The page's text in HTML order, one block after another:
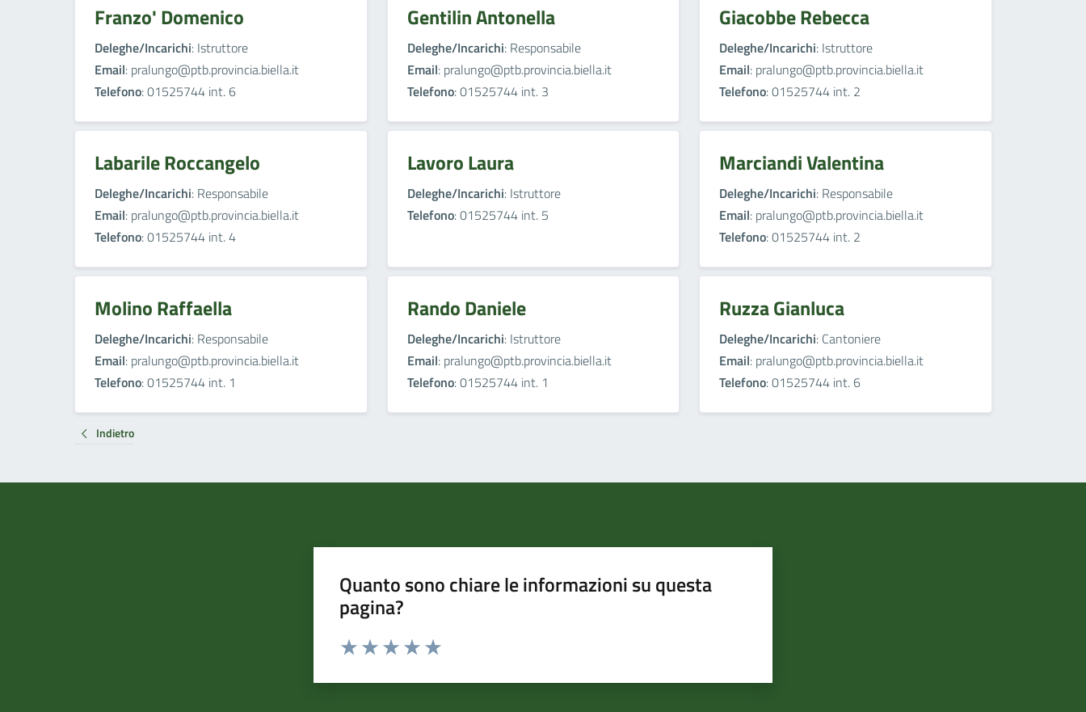
Franzo' Domenico
Deleghe/Incarichi: Istruttore
Email: pralungo@ptb.provincia.biella.it
Telefono: 01525744 int. 6
Gentilin Antonella
Deleghe/Incarichi: Responsabile
Email: pralungo@ptb.provincia.biella.it
Telefono: 01525744 int. 3
Giacobbe Rebecca
Deleghe/Incarichi: Istruttore
Email: pralungo@ptb.provincia.biella.it
Telefono: 01525744 int. 2
Labarile Roccangelo
Deleghe/Incarichi: Responsabile
Email: pralungo@ptb.provincia.biella.it
Telefono: 01525744 int. 4
Lavoro Laura
Deleghe/Incarichi: Istruttore
Telefono: 01525744 int. 5
Marciandi Valentina
Deleghe/Incarichi: Responsabile
Email: pralungo@ptb.provincia.biella.it
Telefono: 01525744 int. 2
Molino Raffaella
Deleghe/Incarichi: Responsabile
Email: pralungo@ptb.provincia.biella.it
Telefono: 01525744 int. 1
Rando Daniele
Deleghe/Incarichi: Istruttore
Email: pralungo@ptb.provincia.biella.it
Telefono: 01525744 int. 1
Ruzza Gianluca
Deleghe/Incarichi: Cantoniere
Email: pralungo@ptb.provincia.biella.it
Telefono: 01525744 int. 6
Indietro
Quanto sono chiare le informazioni su questa
pagina?
Valuta da 1 a 5 stelle la pagina